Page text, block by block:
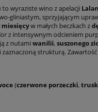
to wyraziste wino z apelacji
gliniastym, sprzyjającym
miesięcyw małych beczkach z
z intensywnym odcieniem
z nutami wanilii, suszonego
strukturą.
(czerwone porzeczki,